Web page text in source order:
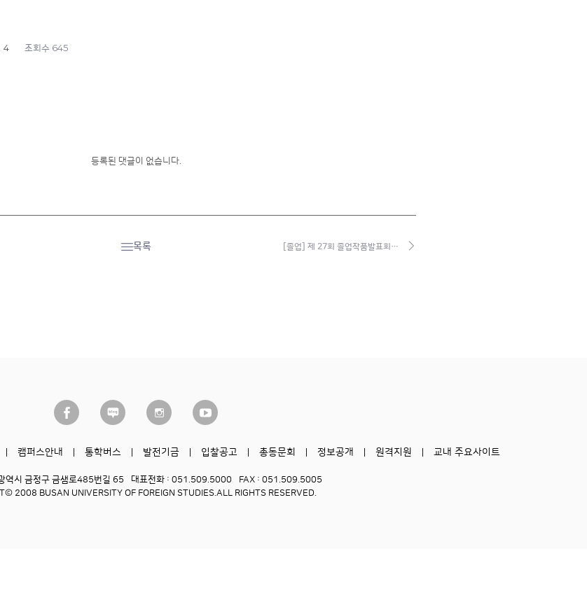
4 조회수 645
등록된 댓글이 없습니다.
목록 [졸업] 제 27회 졸업작품발표회…
캠퍼스안내 통학버스 발전기금 입찰공고 총동문회 정보공개 원격지원 교내 주요사이트
역시 금정구 금샘로485번길 65 대표전화 : 051.509.5000
FAX : 051.509.5005
2008 BUSAN UNIVERSITY OF FOREIGN STUDIES. ALL RIGHTS RESERVED.